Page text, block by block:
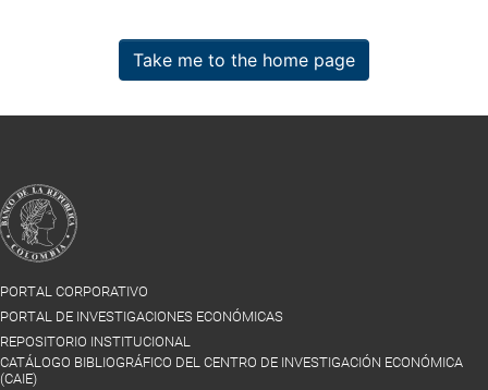
Take me to the home page
PORTAL CORPORATIVO
PORTAL DE INVESTIGACIONES ECONÓMICAS
REPOSITORIO INSTITUCIONAL
CATÁLOGO BIBLIOGRÁFICO DEL CENTRO DE INVESTIGACIÓN ECONÓMICA
(CAIE)